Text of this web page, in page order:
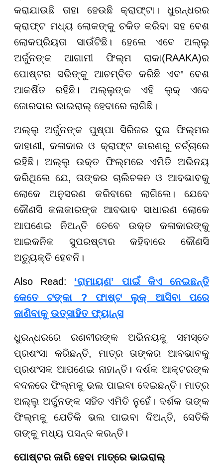
କରାଯାଉଛି ତାହା ହେଉଛି କ୍ରାଫ୍ଟା। ଧୁରନ୍ଧରର
କ୍ରାଫ୍ଟ ମଧ୍ୟ ଲୋକଙ୍କୁ ଚକିତ କରିବା ସହ ବେଶ
ଲୋକପ୍ରିୟତା ସାଉଁଟିଛି। ହେଲେ ଏବେ ଅଲ୍ଲୁ
ଅର୍ଜୁନଙ୍କ ଆଗାମୀ ଫିଲ୍ମ ରାକା(RAAKA)ର
ପୋଷ୍ଟର ସଭିଙ୍କୁ ଆଚମ୍ବିତ କରିଛି ଏବଂ ବେଶ
ଆକର୍ଷିତ ରହିଛି। ଅଲ୍ଲୁଙ୍କ ଏହି ଲୁକ୍ ଏବେ
ଜୋରଦାର ଭାଇରାଲ୍ ହେବାରେ ଲାଗିଛି।
ଅଲ୍ଲୁ ଅର୍ଜୁନଙ୍କ ପୁଷ୍ପା ସିରିଜର ଦୁଇ ଫିଲ୍ମର
କାହାଣୀ, କଳାକାର ଓ କ୍ରାଫ୍ଟ କାରଣରୁ ଚର୍ଚ୍ଚାରେ
ରହିଛି। ଅଲ୍ଲୁ ଉକ୍ତ ଫିଲ୍ମରେ ଏମିତି ଅଭିନୟ
କରିଥିଲେ ଯେ, ତାଙ୍କର ଚାଲିଚଳନ ଓ ଆବଭାବକୁ
ଲୋକେ ଅନୁସରଣ କରିବାରେ ଲାଗିଲେ। ଯେବେ
କୌଣସି କଳାକାରଙ୍କ ଆବଭାବ ସାଧାରଣ ଲୋକେ
ଆପଣେଇ ନିଅନ୍ତି ତେବେ ଉକ୍ତ କଳାକାରଙ୍କୁ
ଆଇକନିକ ସୁପରଷ୍ଟାର କହିବାରେ କୌଣସି
ଅତ୍ୟୁକ୍ତି ହେବନି।
Also Read: ‘ରାମାୟଣ’ ପାଇଁ କିଏ ନେଇଛନ୍ତି
କେତେ ଟଙ୍କା ? ଫାଷ୍ଟ ଲୁକ୍ ଆସିବା ପରେ
ଜାଣିବାକୁ ଉତ୍ସାହିତ ଫ୍ୟାନ୍ସ
ଧୁରନ୍ଧରରେ ରଣବୀରଙ୍କ ଅଭିନୟକୁ ସମସ୍ତେ
ପ୍ରଶଂସା କରିଛନ୍ତି, ମାତ୍ର ତାଙ୍କର ଆବଭାବକୁ
ପ୍ରଶଂସକ ଆପଣେଇ ନାହାନ୍ତି। ଦର୍ଶକ ଆକ୍ଟରଙ୍କ
ବଦଳରେ ଫିଲ୍ମକୁ ଭଲ ପାଇବା ଦେଇଛନ୍ତି। ମାତ୍ର
ଅଲ୍ଲୁ ଅର୍ଜୁନଙ୍କ ସହିତ ଏମିତି ନୁହେଁ। ଦର୍ଶକ ତାଙ୍କ
ଫିଲ୍ମକୁ ଯେତିକି ଭଲ ପାଇବା ଦିଅନ୍ତି, ସେତିକି
ତାଙ୍କୁ ମଧ୍ୟ ପସନ୍ଦ କରନ୍ତି।
ପୋଷ୍ଟର ଜାରି ହେବା ମାତ୍ରେ ଭାଇରାଲ୍